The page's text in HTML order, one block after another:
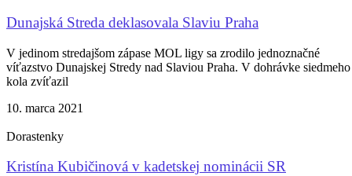
Dunajská Streda deklasovala Slaviu Praha
V jedinom stredajšom zápase MOL ligy sa zrodilo jednoznačné
víťazstvo Dunajskej Stredy nad Slaviou Praha. V dohrávke siedmeho
kola zvíťazil
10. marca 2021
Dorastenky
Kristína Kubičinová v kadetskej nominácii SR